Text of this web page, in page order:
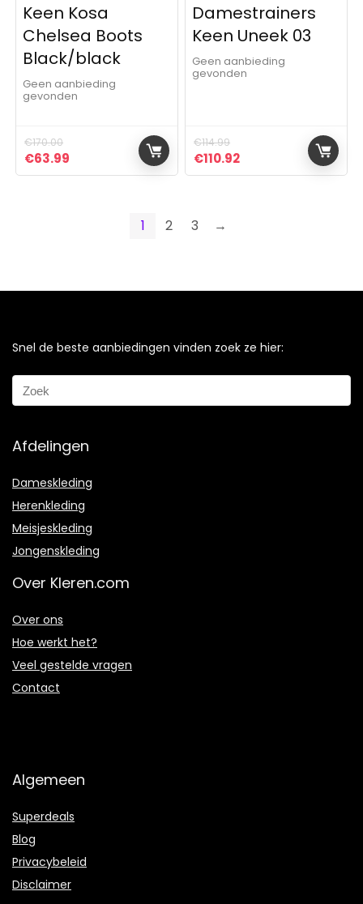
Keen Kosa
Chelsea Boots
Black/black
Geen aanbieding
gevonden
€170.00
Oorspronkelijke prijs was: €170.00.
€63.99 Huidige prijs is: €63.99.
Damestrainers
Keen Uneek 03
Geen aanbieding
gevonden
€114.99
Oorspronkelijke prijs was:
€110.92Huidige prijs is:
1 2 3 →
Snel de beste aanbiedingen vinden zoek ze hier:
Afdelingen
Dameskleding
Herenkleding
Meisjeskleding
Jongenskleding
Over Kleren.com
Over ons
Hoe werkt het?
Veel gestelde vragen
Contact
Algemeen
Superdeals
Blog
Privacybeleid
Disclaimer